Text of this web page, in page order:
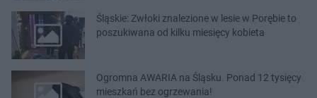
Śląskie: Zwłoki znalezione w lesie w Porębie to
poszukiwana od kilku miesięcy kobieta
Ogromna AWARIA na Śląsku. Ponad 12 tysięcy
mieszkań bez ogrzewania!